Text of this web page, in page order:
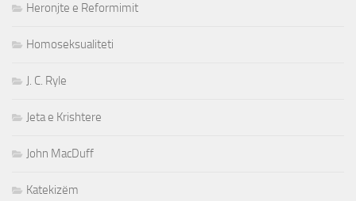
Heronjte e Reformimit
Homoseksualiteti
J. C. Ryle
Jeta e Krishtere
John MacDuff
Katekizëm